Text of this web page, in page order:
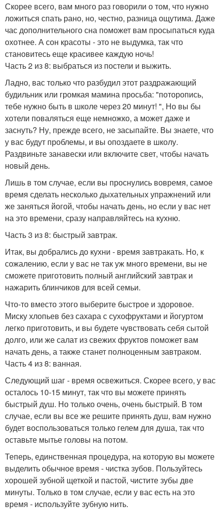
Скорее всего, вам много раз говорили о том, что нужно
ложиться спать рано, но, честно, разница ощутима. Даже
час дополнительного сна поможет вам просыпаться куда
охотнее. А сон красоты - это не выдумка, так что
становитесь еще красивее каждую ночь!
Часть 2 из 8: выбраться из постели и выжить.
Ладно, вас только что разбудил этот раздражающий
будильник или громкая мамина просьба: "поторопись,
тебе нужно быть в школе через 20 минут! ", Но вы бы
хотели поваляться еще немножко, а может даже и
заснуть? Ну, прежде всего, не засыпайте. Вы знаете, что
у вас будут проблемы, и вы опоздаете в школу.
Раздвиньте занавески или включите свет, чтобы начать
новый день.
Лишь в том случае, если вы проснулись вовремя, самое
время сделать несколько дыхательных упражнений или
же заняться йогой, чтобы начать день, но если у вас нет
на это времени, сразу направляйтесь на кухню.
Часть 3 из 8: быстрый завтрак.
Итак, вы добрались до кухни - время завтракать. Но, к
сожалению, если у вас не так уж много времени, вы не
сможете приготовить полный английский завтрак и
нажарить блинчиков для всей семьи.
Что-то вместо этого выберите быстрое и здоровое.
Миску хлопьев без сахара с сухофруктами и йогуртом
легко приготовить, и вы будете чувствовать себя сытой
долго, или же салат из свежих фруктов поможет вам
начать день, а также станет полноценным завтраком.
Часть 4 из 8: ванная.
Следующий шаг - время освежиться. Скорее всего, у вас
осталось 10-15 минут, так что вы можете принять
быстрый душ. Но только очень, очень быстрый. В том
случае, если вы все же решите принять душ, вам нужно
будет воспользоваться только гелем для душа, так что
оставьте мытье головы на потом.
Теперь, единственная процедура, на которую вы можете
выделить обычное время - чистка зубов. Пользуйтесь
хорошей зубной щеткой и пастой, чистите зубы две
минуты. Только в том случае, если у вас есть на это
время - используйте зубную нить.